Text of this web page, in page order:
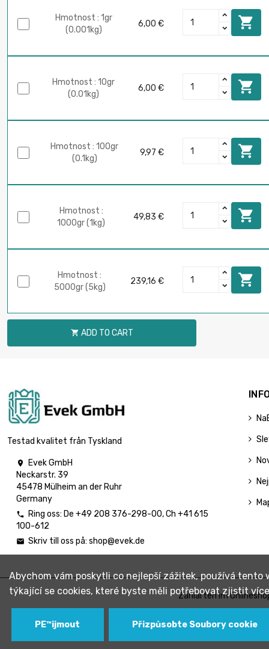
Hmotnost : 1gr
(0.001kg)
6,00 € 
Hmotnost : 10gr
(0.01kg)
6,00 € 
Hmotnost : 100gr
(0.1kg)
9,97 € 
Hmotnost :
1000gr (1kg)
49,83 € 
Hmotnost :
5000gr (5kg)
239,16 € 
 ADD TO CART
Testad kvalitet från Tyskland

Evek GmbH
Neckarstr. 39
45478 Mülheim an der Ruhr
Germany
 Ring oss: De +49 208 376-298-00, Ch +41 615
100-612
 Skriv till oss på: shop@evek.de
Zahlarten im
Abychom vám poskytli co nejlepší zážitek, používá tento
týkající se cookies, které byste měli potřebovat zjistit
PЕ™ijmout Přizpůsobte Soubory cookie